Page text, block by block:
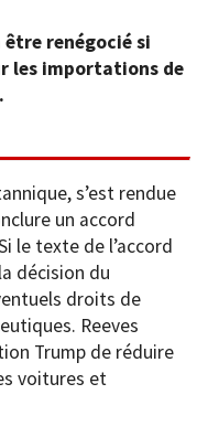
être renégocié si
les importations de
s’est rendue
un accord
le texte de l’accord
décision du
droits de
Reeves
Trump de réduire
voitures et